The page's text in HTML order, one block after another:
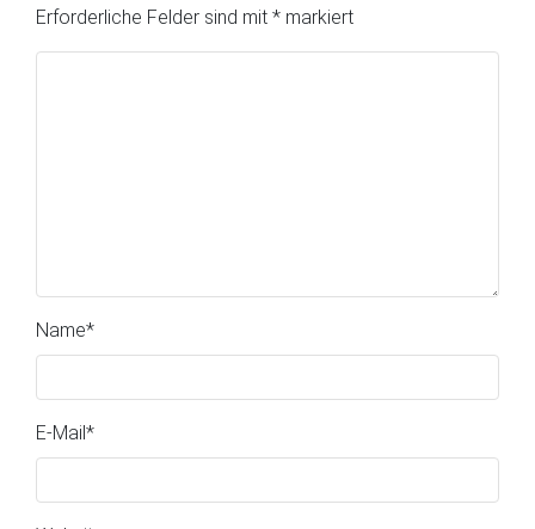
Erforderliche Felder sind mit * markiert
Name*
E-Mail *